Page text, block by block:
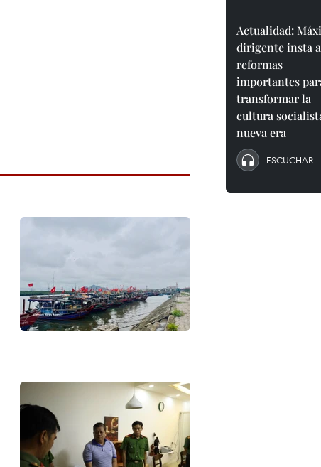
Actualidad:
dirigente insta
reformas
importantes
transformar la
cultura
nueva era
ESCUCHAR